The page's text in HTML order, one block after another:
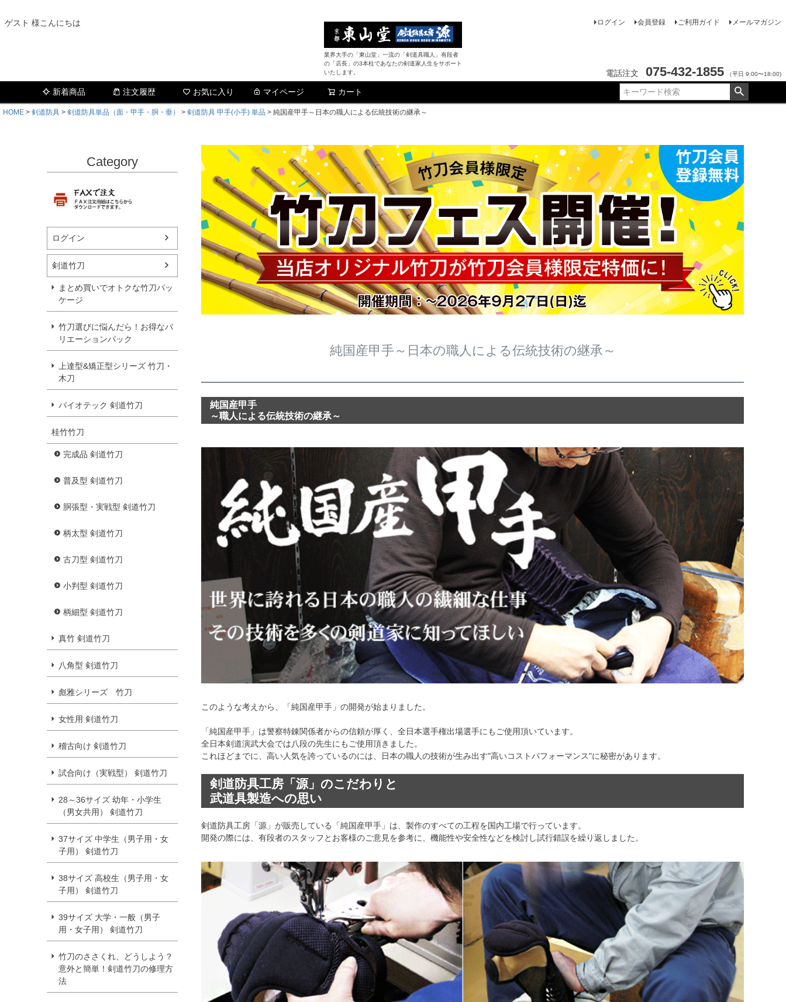
ゲスト 様こんにちは
業界大手の「東山堂」一流の「剣道具職人」有段者
の「店長」の3本柱であなたの剣道家人生をサポート
いたします。
ログイン 会員登録 ご利用ガイド メールマガジン
電話注文 075-432-1855 （平日 9:00〜18:00)
新着商品 注文履歴 お気に入り マイページ カート
HOME 剣道防具 剣道防具単品（面・甲手・胴・垂） 剣道防具 甲手(小手) 単品 純国産甲手～日本の職人による伝統技術の継承～
Category
ログイン
剣道竹刀
まとめ買いでオトクな竹刀パッ
ケージ
竹刀選びに悩んだら！お得なバ
リエーションパック
上達型&矯正型シリーズ 竹刀・
木刀
バイオテック 剣道竹刀
桂竹竹刀
完成品 剣道竹刀
普及型 剣道竹刀
胴張型・実戦型 剣道竹刀
柄太型 剣道竹刀
古刀型 剣道竹刀
小判型 剣道竹刀
柄細型 剣道竹刀
真竹 剣道竹刀
八角型 剣道竹刀
彪雅シリーズ 竹刀
女性用 剣道竹刀
稽古向け 剣道竹刀
試合向け（実戦型） 剣道竹刀
28～36サイズ 幼年・小学生
（男女共用） 剣道竹刀
37サイズ 中学生（男子用・女
子用） 剣道竹刀
38サイズ 高校生（男子用・女
子用） 剣道竹刀
39サイズ 大学・一般（男子
用・女子用） 剣道竹刀
竹刀のささくれ、どうしよう？
意外と簡単！剣道竹刀の修理方
法
純国産甲手～日本の職人による伝統技術の継承～
純国産甲手
～職人による伝統技術の継承～
このような考えから、「純国産甲手」の開発が始まりました。
「純国産甲手」は警察特錬関係者からの信頼が厚く、全日本選手権出場選手にもご使用頂いています。
全日本剣道演武大会では八段の先生にもご使用頂きました。
これほどまでに、高い人気を誇っているのには、日本の職人の技術が生み出す"高いコストパフォーマンス"に秘密があります。
剣道防具工房「源」のこだわりと
武道具製造への思い
剣道防具工房「源」が販売している「純国産甲手」は、製作のすべての工程を国内工場で行っています。
開発の際には、有段者のスタッフとお客様のご意見を参考に、機能性や安全性などを検討し試行錯誤を繰り返しました。